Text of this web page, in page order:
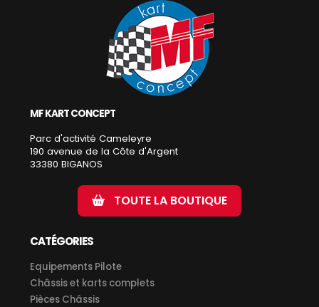
MF KART CONCEPT
Parc d'activité Cameleyre
190 avenue de la Côte d'Argent
33380 BIGANOS
TOUTE LA BOUTIQUE
CATÉGORIES
Equipements Pilote
Châssis et karts complets
Pièces Châssis